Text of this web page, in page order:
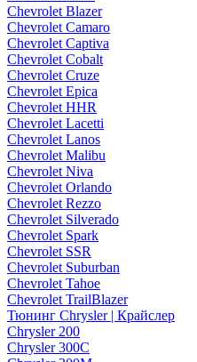
Chevrolet Blazer
Chevrolet Camaro
Chevrolet Captiva
Chevrolet Cobalt
Chevrolet Cruze
Chevrolet Epica
Chevrolet HHR
Chevrolet Lacetti
Chevrolet Lanos
Chevrolet Malibu
Chevrolet Niva
Chevrolet Orlando
Chevrolet Rezzo
Chevrolet Silverado
Chevrolet Spark
Chevrolet SSR
Chevrolet Suburban
Chevrolet Tahoe
Chevrolet TrailBlazer
Тюнинг Chrysler | Крайслер
Chrysler 200
Chrysler 300C